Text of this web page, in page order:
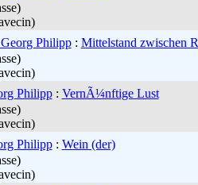
Philipp: Mittelstand zwischen
Philipp: VernÃ¼nftige Lust
Philipp: Wein (der)